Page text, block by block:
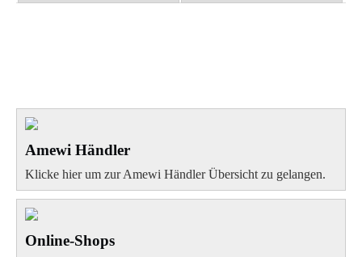
Amewi Händler
Klicke hier um zur Amewi Händler Übersicht zu gelangen.
Online-Shops